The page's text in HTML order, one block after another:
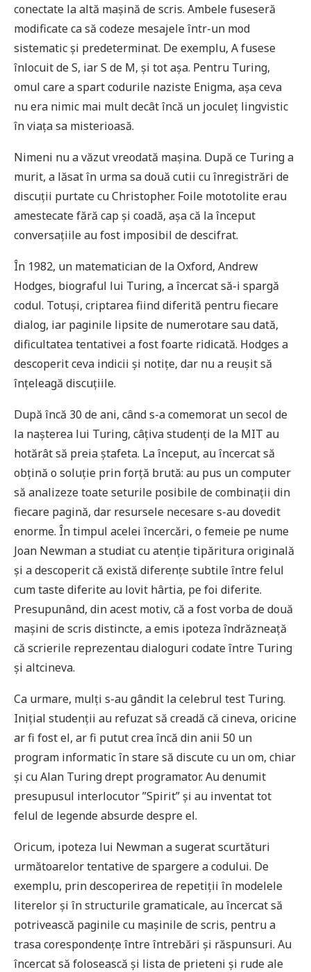
conectate la altă mașină de scris. Ambele fuseseră
modificate ca să codeze mesajele într-un mod
sistematic și predeterminat. De exemplu, A fusese
înlocuit de S, iar S de M, și tot așa. Pentru Turing,
omul care a spart codurile naziste Enigma, așa ceva
nu era nimic mai mult decât încă un joculeț lingvistic
în viața sa misterioasă.
Nimeni nu a văzut vreodată mașina. După ce Turing a
murit, a lăsat în urma sa două cutii cu înregistrări de
discuții purtate cu Christopher. Foile mototolite erau
amestecate fără cap și coadă, așa că la început
conversațiile au fost imposibil de descifrat.
În 1982, un matematician de la Oxford, Andrew
Hodges, biograful lui Turing, a încercat să-i spargă
codul. Totuși, criptarea fiind diferită pentru fiecare
dialog, iar paginile lipsite de numerotare sau dată,
dificultatea tentativei a fost foarte ridicată. Hodges a
descoperit ceva indicii și notițe, dar nu a reușit să
înțeleagă discuțiile.
După încă 30 de ani, când s-a comemorat un secol de
la nașterea lui Turing, câțiva studenți de la MIT au
hotărât să preia ștafeta. La început, au încercat să
obțină o soluție prin forță brută: au pus un computer
să analizeze toate seturile posibile de combinații din
fiecare pagină, dar resursele necesare s-au dovedit
enorme. În timpul acelei încercări, o femeie pe nume
Joan Newman a studiat cu atenție tipăritura originală
și a descoperit că există diferențe subtile între felul
cum taste diferite au lovit hârtia, pe foi diferite.
Presupunând, din acest motiv, că a fost vorba de două
mașini de scris distincte, a emis ipoteza îndrăzneață
că scrierile reprezentau dialoguri codate între Turing
și altcineva.
Ca urmare, mulți s-au gândit la celebrul test Turing.
Inițial studenții au refuzat să creadă că cineva, oricine
ar fi fost el, ar fi putut crea încă din anii 50 un
program informatic în stare să discute cu un om, chiar
și cu Alan Turing drept programator. Au denumit
presupusul interlocutor ”Spirit” și au inventat tot
felul de legende absurde despre el.
Oricum, ipoteza lui Newman a sugerat scurtături
următoarelor tentative de spargere a codului. De
exemplu, prin descoperirea de repetiții în modelele
literelor și în structurile gramaticale, au încercat să
potrivească paginile cu mașinile de scris, pentru a
trasa corespondențe între întrebări și răspunsuri. Au
încercat să folosească și lista de prieteni și rude ale